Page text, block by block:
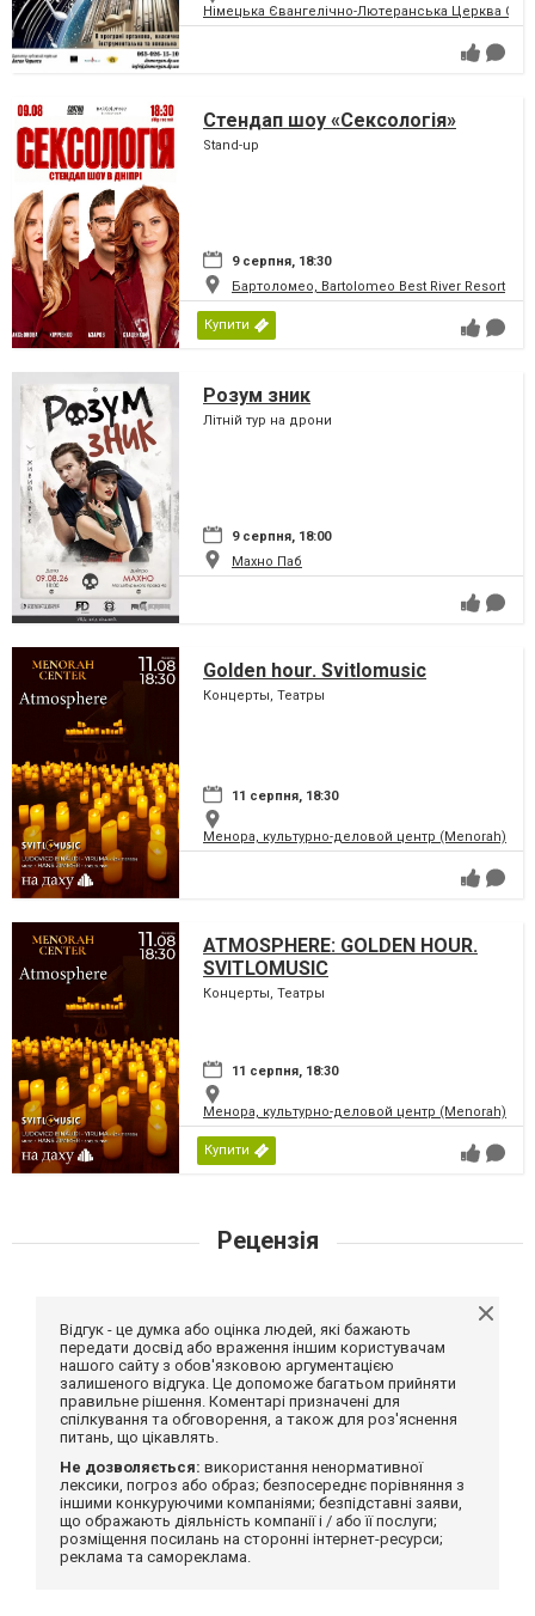
Німецька Євангелічно-Лютеранська Церква
Стендап шоу «Сексологія»
Stand-up
9 серпня, 18:30
Бартоломео, Bartolomeo Best River Resort
Купити
Розум зник
Літній тур на дрони
9 серпня, 18:00
Махно Паб
Golden hour. Svitlomusic
Концерты, Театры
11 серпня, 18:30
Менора, культурно-деловой центр (Menorah)
ATMOSPHERE: GOLDEN HOUR.
SVITLOMUSIC
Концерты, Театры
11 серпня, 18:30
Менора, культурно-деловой центр (Menorah)
Купити
Рецензія
Відгук - це думка або оцінка людей, які бажають
передати досвід або враження іншим користувачам
нашого сайту з обов'язковою аргументацією
залишеного відгука. Це допоможе багатьом прийняти
правильне рішення. Коментарі призначені для
спілкування та обговорення, а також для роз'яснення
питань, що цікавлять.
Не дозволяється: використання ненормативної
лексики, погроз або образ; безпосереднє порівняння з
іншими конкуруючими компаніями; безпідставні заяви,
що ображають діяльність компанії і / або її послуги;
розміщення посилань на сторонні інтернет-ресурси;
реклама та самореклама.